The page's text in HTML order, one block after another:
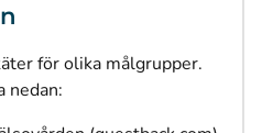
för olika målgrupper.
nedan: